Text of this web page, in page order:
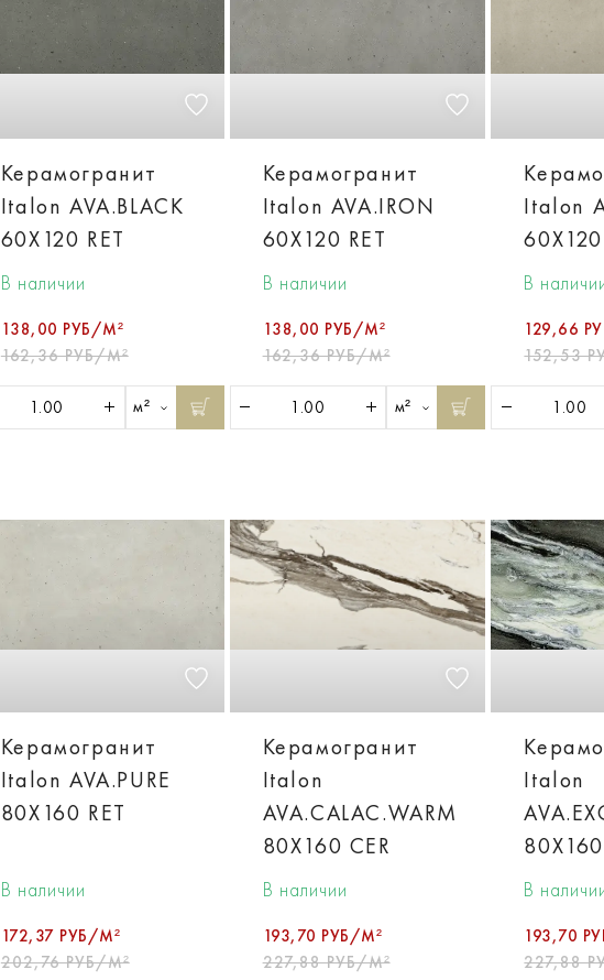
Керамогранит
Italon AVA.BLACK
60X120 RET
В наличии
138,00 РУБ/М²
162,36 РУБ/М²
м²
Керамогранит
Italon AVA.IRON
60X120 RET
В наличии
138,00 РУБ/М²
162,36 РУБ/М²
м²
Italon
В
129,66
152,53
Керамогранит
Italon AVA.PURE
80X160 RET
В наличии
172,37 РУБ/М²
202,76 РУБ/М²
Керамогранит
Italon
AVA.CALAC.WARM
80X160 CER
В наличии
193,70 РУБ/М²
227,88 РУБ/М²
Italon
В
193,70
227,88